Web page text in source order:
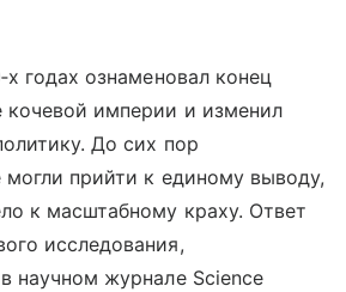
годах ознаменовал конец
кочевой империи и изменил
До сих пор
могли прийти к единому выводу,
к масштабному краху. Ответ
исследования,
научном журнале Science